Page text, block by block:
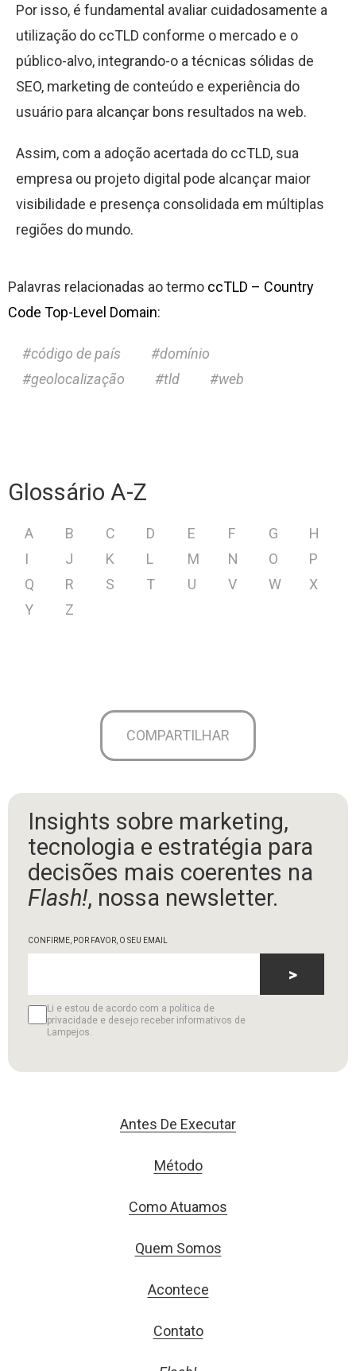
Por isso, é fundamental avaliar cuidadosamente a
utilização do ccTLD conforme o mercado e o
público-alvo, integrando-o a técnicas sólidas de
SEO, marketing de conteúdo e experiência do
usuário para alcançar bons resultados na web.
Assim, com a adoção acertada do ccTLD, sua
empresa ou projeto digital pode alcançar maior
visibilidade e presença consolidada em múltiplas
regiões do mundo.
Palavras relacionadas ao termo ccTLD – Country
Code Top-Level Domain:
código de país
domínio
geolocalização
tld web
Glossário A-Z
A B C D E F G
H
I
J K L M N O
P
Q
R S T U V W
X
Y
Z
COMPARTILHAR
Insights sobre marketing,
tecnologia e estratégia para
decisões mais coerentes na
Flash!, nossa newsletter.
CONFIRME, POR FAVOR, O SEU EMAIL
Li e estou de acordo com a política de
privacidade e desejo receber informativos de
Lampejos.
>
Antes De Executar
Método
Como Atuamos
Quem Somos
Acontece
Contato